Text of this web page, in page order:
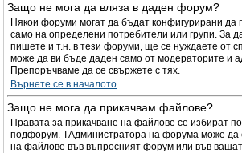
Защо не мога да вляза в даден форум?
Някои форуми могат да бъдат конфигурирани да
само на определени потребители или групи. За
пишете и т.н. в тези форуми, ще се нуждаете от
може да ви бъде даден само от модераторите и
Препоръчваме да се свържете с тях.
Върнете се в началото
Защо не мога да прикачвам файлове?
Правата за прикачване на файлове се избират
подфорум. TАдминистратора на форума може да
на файлове във въпросният форум или във